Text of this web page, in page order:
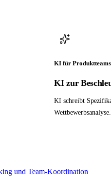
KI für Produktteams
KI zur
KI schreibt
Wettbewerbsanalyse.